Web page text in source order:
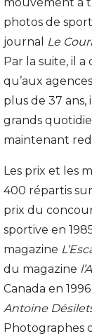
photos de
journal
Le
Par la suite, il a
qu’aux
plus de 37
grands
maintenant
Les prix et les
400 répartis
prix du
sportive en
magazine
du magazine
Canada en
Antoine
Photographes